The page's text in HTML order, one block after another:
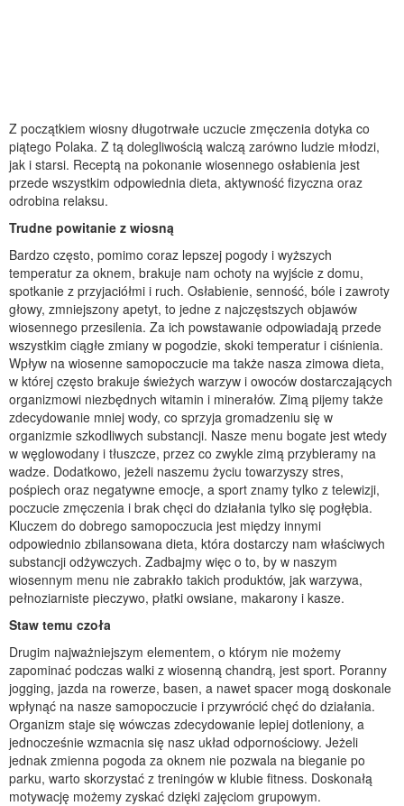
Z początkiem wiosny długotrwałe uczucie zmęczenia dotyka co
piątego Polaka. Z tą dolegliwością walczą zarówno ludzie młodzi,
jak i starsi. Receptą na pokonanie wiosennego osłabienia jest
przede wszystkim odpowiednia dieta, aktywność fizyczna oraz
odrobina relaksu.
Trudne powitanie z wiosną
Bardzo często, pomimo coraz lepszej pogody i wyższych
temperatur za oknem, brakuje nam ochoty na wyjście z domu,
spotkanie z przyjaciółmi i ruch. Osłabienie, senność, bóle i zawroty
głowy, zmniejszony apetyt, to jedne z najczęstszych objawów
wiosennego przesilenia. Za ich powstawanie odpowiadają przede
wszystkim ciągłe zmiany w pogodzie, skoki temperatur i ciśnienia.
Wpływ na wiosenne samopoczucie ma także nasza zimowa dieta,
w której często brakuje świeżych warzyw i owoców dostarczających
organizmowi niezbędnych witamin i minerałów. Zimą pijemy także
zdecydowanie mniej wody, co sprzyja gromadzeniu się w
organizmie szkodliwych substancji. Nasze menu bogate jest wtedy
w węglowodany i tłuszcze, przez co zwykle zimą przybieramy na
wadze. Dodatkowo, jeżeli naszemu życiu towarzyszy stres,
pośpiech oraz negatywne emocje, a sport znamy tylko z telewizji,
poczucie zmęczenia i brak chęci do działania tylko się pogłębia.
Kluczem do dobrego samopoczucia jest między innymi
odpowiednio zbilansowana dieta, która dostarczy nam właściwych
substancji odżywczych. Zadbajmy więc o to, by w naszym
wiosennym menu nie zabrakło takich produktów, jak warzywa,
pełnoziarniste pieczywo, płatki owsiane, makarony i kasze.
Staw temu czoła
Drugim najważniejszym elementem, o którym nie możemy
zapominać podczas walki z wiosenną chandrą, jest sport. Poranny
jogging, jazda na rowerze, basen, a nawet spacer mogą doskonale
wpłynąć na nasze samopoczucie i przywrócić chęć do działania.
Organizm staje się wówczas zdecydowanie lepiej dotleniony, a
jednocześnie wzmacnia się nasz układ odpornościowy. Jeżeli
jednak zmienna pogoda za oknem nie pozwala na bieganie po
parku, warto skorzystać z treningów w klubie fitness. Doskonałą
motywację możemy zyskać dzięki zajęciom grupowym.